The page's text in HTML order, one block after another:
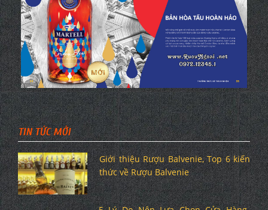
TIN TỨC MỚI
Giới thiệu Rượu Balvenie, Top 6 kiến
thức về Rượu Balvenie